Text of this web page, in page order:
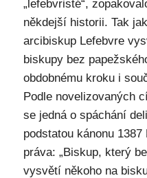
„lefebvristé“,
někdejší historii. Tak
arcibiskup Lefebvre
biskupy bez
obdobnému kroku i
Podle novelizovaných
se jedná o spáchání
podstatou kánonu
práva: „Biskup, který
vysvětí někoho na